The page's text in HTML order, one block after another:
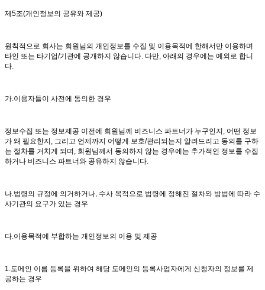
제5조(개인정보의 공유와 제공)
원칙적으로 회사는 회원님의 개인정보를 수집 및 이용목적에 한해서만 이용하며
타인 또는 타기업/기관에 공개하지 않습니다. 다만, 아래의 경우에는 예외로 합니
다.
가.이용자들이 사전에 동의한 경우
정보수집 또는 정보제공 이전에 회원님께 비즈니스 파트너가 누구인지, 어떤 정보
가 왜 필요한지, 그리고 언제까지 어떻게 보호/관리되는지 알려드리고 동의를 구하
는 절차를 거치게 되며, 회원님께서 동의하지 않는 경우에는 추가적인 정보를 수집
하거나 비즈니스 파트너와 공유하지 않습니다.
나.법령의 규정에 의거하거나, 수사 목적으로 법령에 정해진 절차와 방법에 따라 수
사기관의 요구가 있는 경우
다.이용목적에 부합하는 개인정보의 이용 및 제공
1.도메인 이름 등록을 위하여 해당 도메인의 등록사업자에게 신청자의 정보를 제
공하는 경우